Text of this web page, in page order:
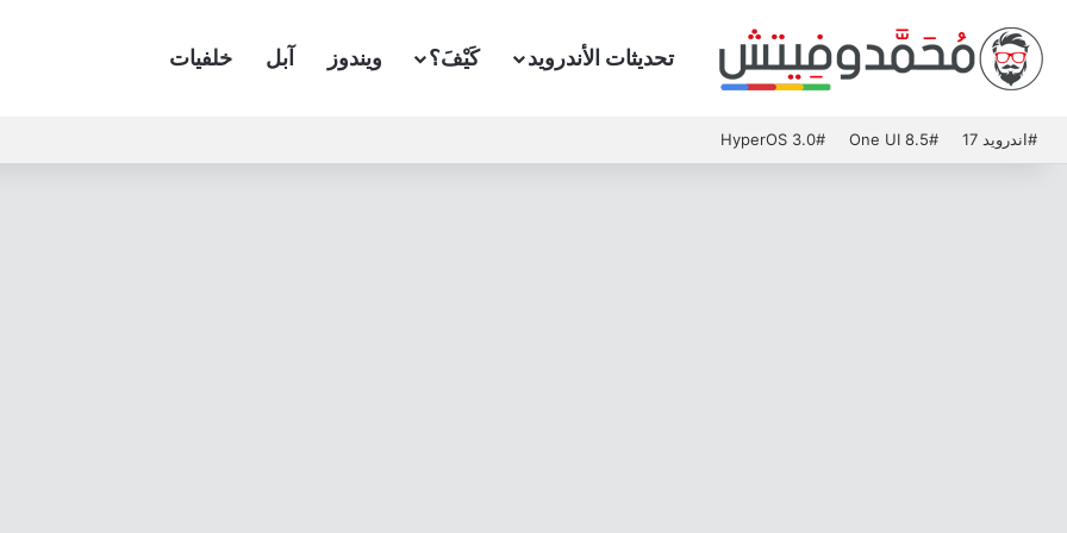
تحديثات الأندرويد كَيْفَ؟ ويندوز آبل خلفيات
#اندرويد 17 #One UI 8.5
#HyperOS 3.0